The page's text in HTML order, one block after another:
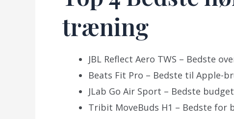
træning
JBL Reflect Aero TWS – Bedste
Beats Fit Pro – Bedste til Apple-
JLab Go Air Sport – Bedste
Tribit MoveBuds H1 – Bedste for